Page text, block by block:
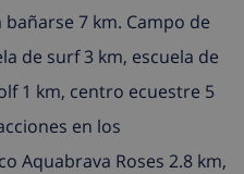
7 km. Campo de
de surf 3 km, escuela de
1 km, centro ecuestre 5
en los
Aquabrava Roses 2.8 km,